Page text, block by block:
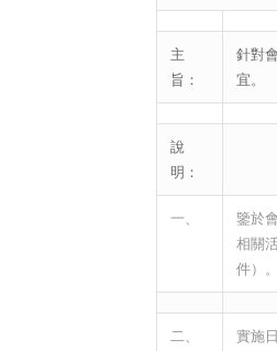
主
旨：
針對
宜。
說
明：
一、
鑒於
相關
件）。
二、 實施